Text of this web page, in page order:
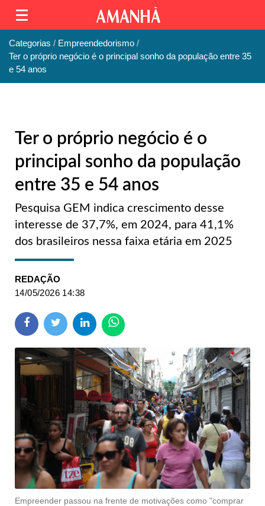
Categorias
Empreendedorismo
Ter o próprio negócio é o principal sonho da população entre 35
e 54 anos
Ter o próprio negócio é o
principal sonho da população
entre 35 e 54 anos
Pesquisa GEM indica crescimento desse
interesse de 37,7%, em 2024, para 41,1%
dos brasileiros nessa faixa etária em 2025
REDAÇÃO
14/05/2026 14:38
Empreender passou na frente de motivações como "comprar